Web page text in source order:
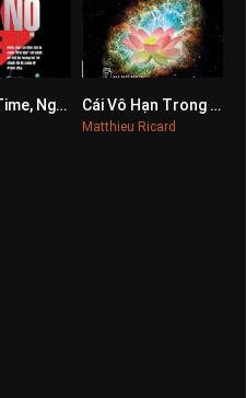
0
Payback Time, Ngày Đòi Nợ 0Cái Vô Hạn Trong Lòng Bàn Tay
Matthieu Ricard